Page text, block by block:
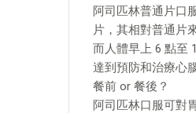
阿司匹林普通片口
片，其相對普通片
而人體早上 6 點至
達到預防和治療心
餐前 or 餐後？
阿司匹林口服可對